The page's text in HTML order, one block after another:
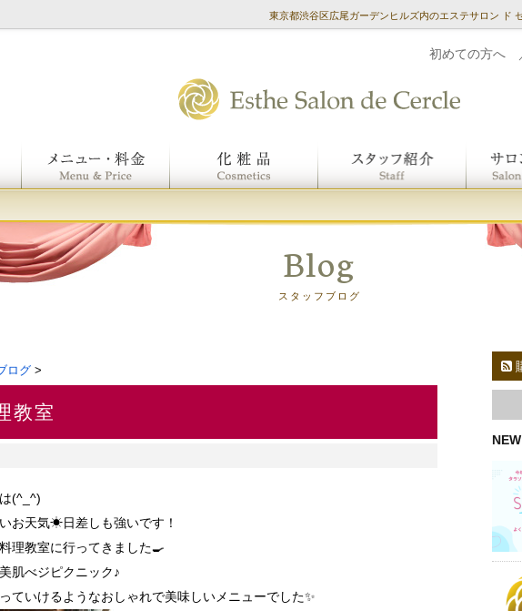
東京都渋谷区広尾ガーデンヒルズ内のエステサロン ド
初めての方へ
Blog
スタッフブログ
ログ >
教室
(^_^)
お天気☀日差しも強いです！
理教室に行ってきました🍳
肌べジピクニック♪
ていけるようなおしゃれで美味しいメニューでした✨